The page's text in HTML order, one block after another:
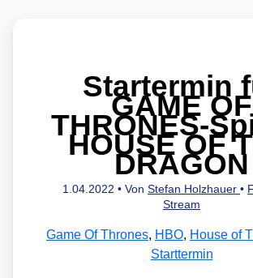
Startermin
GAME OF
THRONES-
HOUSE OF
DRAGON
1.04.2022 • Von Stefan Holzhauer •
Stream
Game Of Thrones, HBO, House of
Starttermin